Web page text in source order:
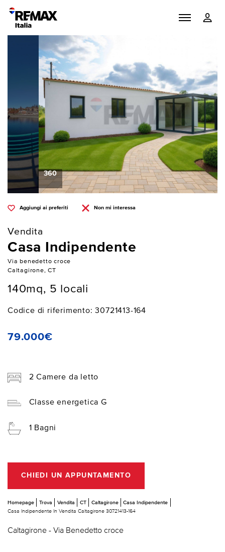
360
Aggiungi ai preferiti Non mi interessa
Vendita
Casa Indipendente
Via benedetto croce
Caltagirone, CT
140mq, 5 locali
Codice di riferimento: 30721413-164
79.000€
2 Camere da letto
Classe energetica G
1 Bagni
CHIEDI UN APPUNTAMENTO
Homepage Trova Vendita CT Caltagirone
Casa Indipendente
Casa Indipendente In Vendita Caltagirone 30721413-164
Caltagirone - Via Benedetto croce